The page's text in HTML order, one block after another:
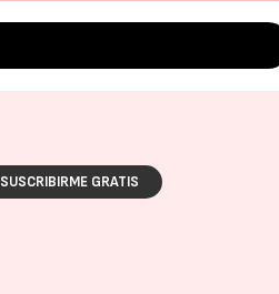
SUSCRIBIRME GRATIS